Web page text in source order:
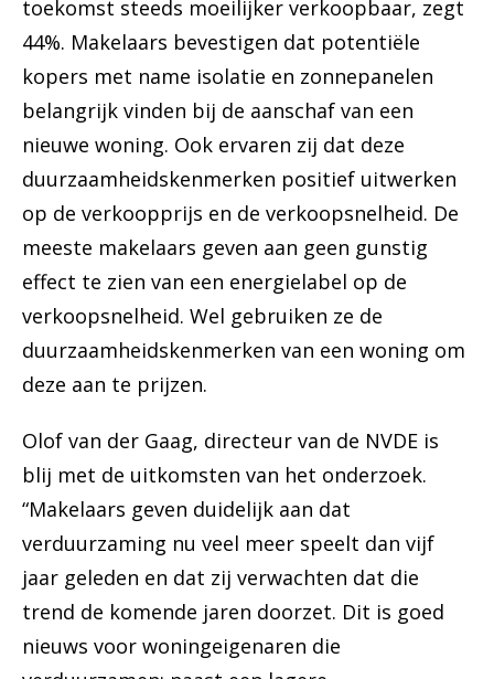
toekomst steeds moeilijker verkoopbaar, zegt
44%. Makelaars bevestigen dat potentiële
kopers met name isolatie en zonnepanelen
belangrijk vinden bij de aanschaf van een
nieuwe woning. Ook ervaren zij dat deze
duurzaamheidskenmerken positief uitwerken
op de verkoopprijs en de verkoopsnelheid. De
meeste makelaars geven aan geen gunstig
effect te zien van een energielabel op de
verkoopsnelheid. Wel gebruiken ze de
duurzaamheidskenmerken van een woning om
deze aan te prijzen.
Olof van der Gaag, directeur van de NVDE is
blij met de uitkomsten van het onderzoek.
“Makelaars geven duidelijk aan dat
verduurzaming nu veel meer speelt dan vijf
jaar geleden en dat zij verwachten dat die
trend de komende jaren doorzet. Dit is goed
nieuws voor woningeigenaren die